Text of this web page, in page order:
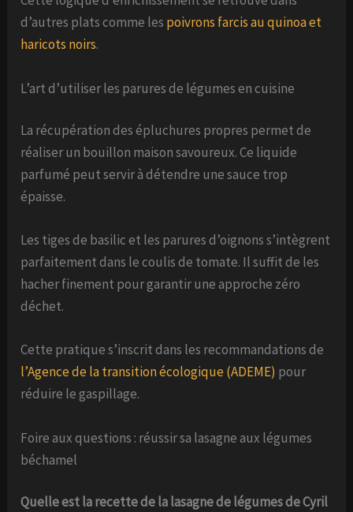
d’autres plats comme les poivrons farcis au quinoa et
haricots noirs.
L’art d’utiliser les parures de légumes en cuisine
La récupération des épluchures propres permet de
réaliser un bouillon maison savoureux. Ce liquide
parfumé peut servir à détendre une sauce trop
épaisse.
Les tiges de basilic et les parures d’oignons s’intègrent
parfaitement dans le coulis de tomate. Il suffit de les
hacher finement pour garantir une approche zéro
déchet.
Cette pratique s’inscrit dans les recommandations de
l’Agence de la transition écologique (ADEME) pour
réduire le gaspillage.
Foire aux questions : réussir sa lasagne aux légumes
béchamel
Quelle est la recette de la lasagne de légumes de Cyril